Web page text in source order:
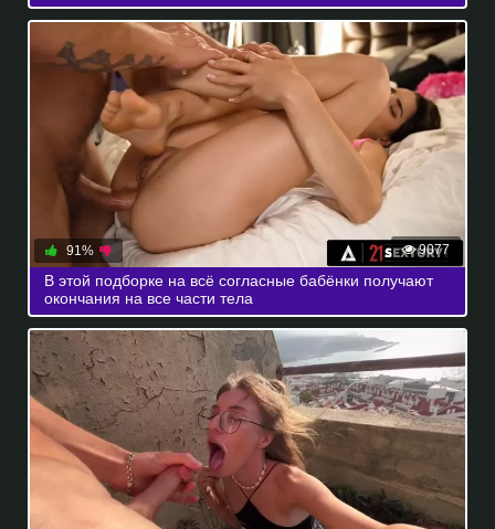
9077
91%
В этой подборке на всё согласные бабёнки получают
окончания на все части тела